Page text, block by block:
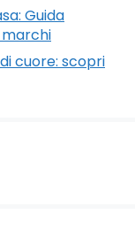
Guida
cuore: scopri